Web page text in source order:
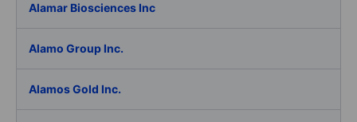
Alamar Biosciences Inc
Alamo Group Inc.
Alamos Gold Inc.